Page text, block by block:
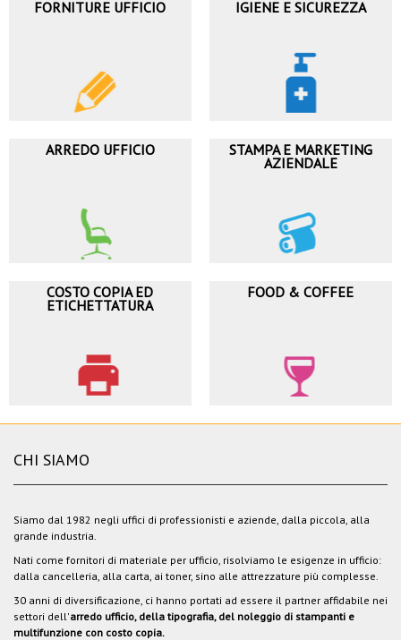
FORNITURE UFFICIO IGIENE E SICUREZZA
ARREDO UFFICIO STAMPA E MARKETING
AZIENDALE
COSTO COPIA ED
ETICHETTATURA
FOOD & COFFEE
CHI SIAMO
Siamo dal 1982 negli uffici di professionisti e aziende, dalla piccola, alla
grande industria.
Nati come fornitori di materiale per ufficio, risolviamo le esigenze in ufficio:
dalla cancelleria, alla carta, ai toner, sino alle attrezzature più complesse.
30 anni di diversificazione, ci hanno portati ad essere il partner affidabile nei
settori dell'arredo ufficio, della tipografia, del noleggio di stampanti e
multifunzione con costo copia.